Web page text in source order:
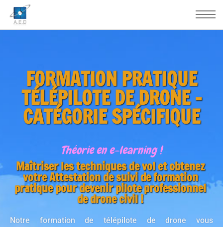
FORMATION PRATIQUE
TÉLÉPILOTE DE DRONE -
CATÉGORIE SPÉCIFIQUE
Théorie en e-learning !
Maîtriser les techniques de vol et obtenez
votre Attestation de suivi de formation
pratique pour devenir pilote professionnel
de drone civil !
Notre formation de télépilote de drone vous